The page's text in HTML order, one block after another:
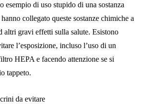
esempio di uso stupido di una sostanza
collegato queste sostanze chimiche a
altri gravi effetti sulla salute. Esistono
l’esposizione, incluso l’uso di un
HEPA e facendo attenzione se si
tappeto.